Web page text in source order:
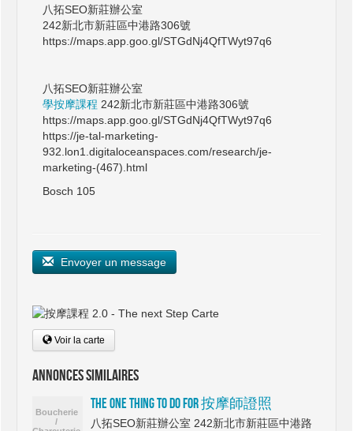
八拓SEO新莊辦公室
242新北市新莊區中港路306號
https://maps.app.goo.gl/STGdNj4QfTWyt97q6
八拓SEO新莊辦公室
學按摩課程 242新北市新莊區中港路306號
https://maps.app.goo.gl/STGdNj4QfTWyt97q6
https://je-tal-marketing-
932.lon1.digitaloceanspaces.com/research/je-
marketing-(467).html
Bosch 105
Envoyer un message
Voir la carte
Annonces similaires
The One Thing To Do For 按摩師證照
八拓SEO新莊辦公室 242新北市新莊區中港路